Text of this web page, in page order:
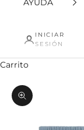
AYUDA
INICIAR
SESIÓN
Carrito
Zoom